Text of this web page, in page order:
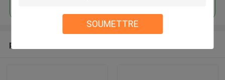
SOUMETTRE
produits recommandés